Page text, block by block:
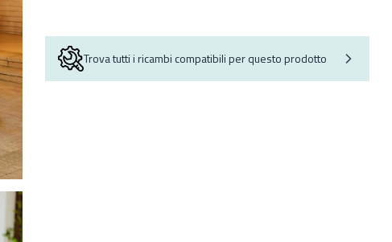
Trova tutti i ricambi compatibili per questo prodotto